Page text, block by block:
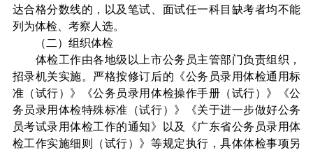
达合格分数线的，以及笔试、面试任一科目缺考者均不能
列为体检、考察人选。
（二）组织体检
体检工作由各地级以上市公务员主管部门负责组织，
招录机关实施。严格按修订后的《公务员录用体检通用标
准（试行）》《公务员录用体检操作手册（试行）》《公
务员录用体检特殊标准（试行）》《关于进一步做好公务
员考试录用体检工作的通知》以及《广东省公务员录用体
检工作实施细则（试行）》等规定执行，具体体检事项另